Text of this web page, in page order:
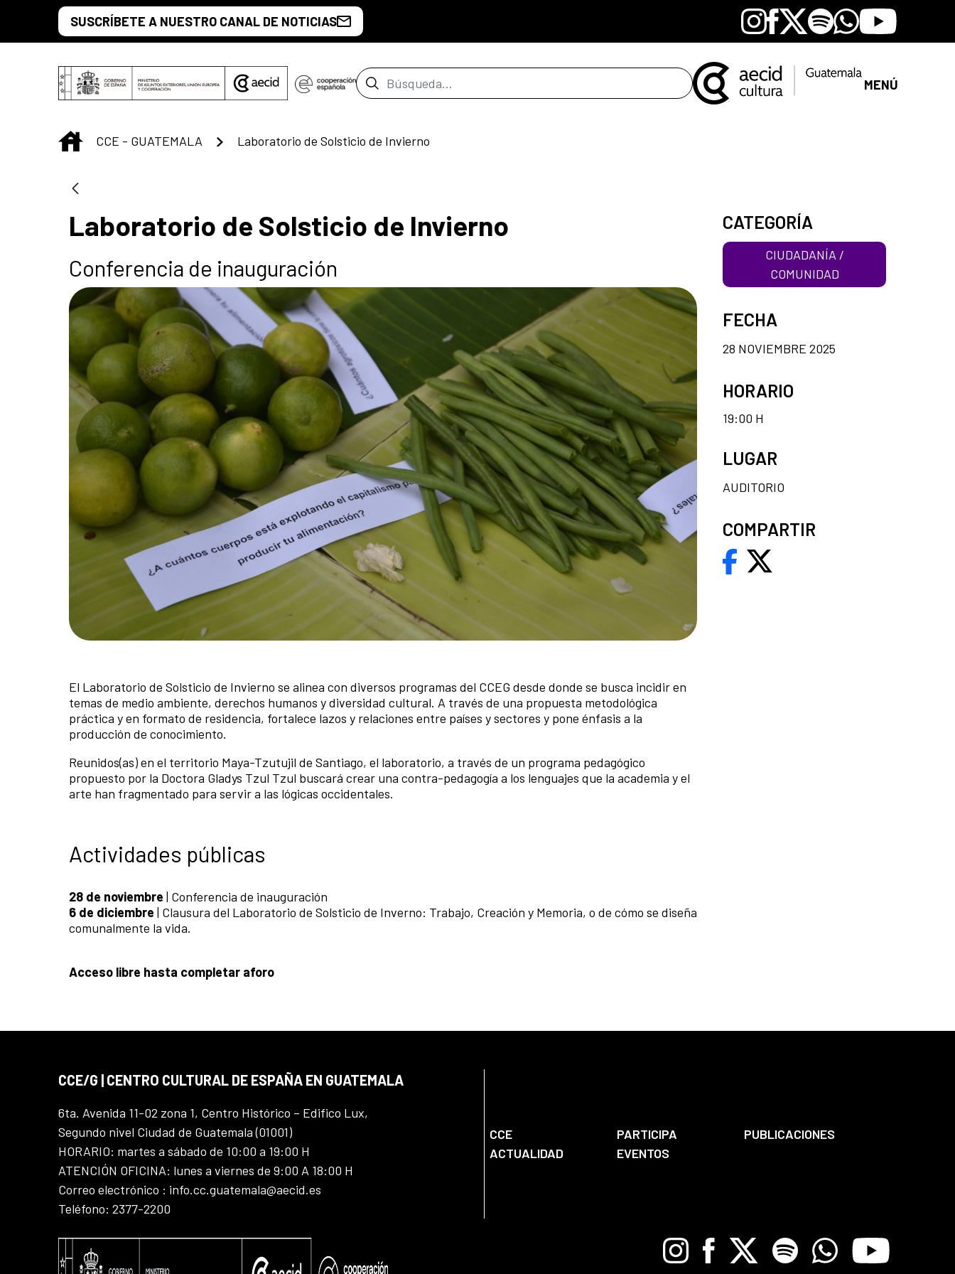
Saltar al contenido principal
SUSCRÍBETE A NUESTRO CANAL DE NOTICIAS Instagram
Facebook
X SpotifyWhatsapp
Youtube
Barra de búsqueda MENÚ
INICIO
CCE - GUATEMALA Laboratorio de Solsticio de Invierno
Laboratorio de Solsticio de Invierno
Conferencia de inauguración
El Laboratorio de Solsticio de Invierno se alinea con diversos programas del CCEG desde donde se busca incidir en
temas de medio ambiente, derechos humanos y diversidad cultural. A través de una propuesta metodológica
práctica y en formato de residencia, fortalece lazos y relaciones entre países y sectores y pone énfasis a la
producción de conocimiento.
Reunidos(as) en el territorio Maya-Tzutujil de Santiago, el laboratorio, a través de un programa pedagógico
propuesto por la Doctora Gladys Tzul Tzul buscará crear una contra-pedagogía a los lenguajes que la academia y el
arte han fragmentado para servir a las lógicas occidentales.
Actividades públicas
28 de noviembre | Conferencia de inauguración
6 de diciembre | Clausura del Laboratorio de Solsticio de Inverno: Trabajo, Creación y Memoria, o de cómo se diseña
comunalmente la vida.
Acceso libre hasta completar aforo
CATEGORÍA
CIUDADANÍA /
COMUNIDAD
FECHA
28 NOVIEMBRE 2025
HORARIO
19:00 H
LUGAR
AUDITORIO
COMPARTIR
CCE/G | CENTRO CULTURAL DE ESPAÑA EN GUATEMALA
6ta. Avenida 11-02 zona 1, Centro Histórico – Edifico Lux,
Segundo nivel Ciudad de Guatemala (01001)
HORARIO: martes a sábado de 10:00 a 19:00 H
ATENCIÓN OFICINA: lunes a viernes de 9:00 A 18:00 H
Correo electrónico : info.cc.guatemala@aecid.es
Teléfono: 2377-2200
CCE PARTICIPA
PUBLICACIONES
ACTUALIDAD
EVENTOS
InstagramFacebook
X Spotify WhatsappYoutube